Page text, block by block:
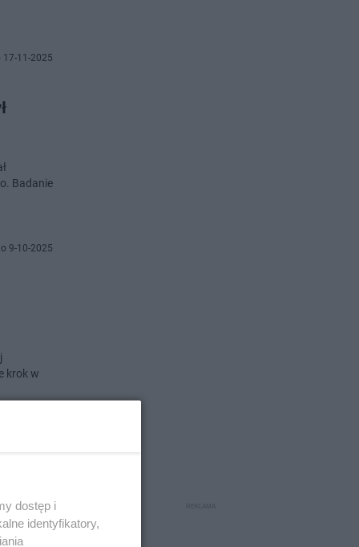
17-11-2025
Badanie
9-10-2025
krok w
dostęp i
identyfikatory,